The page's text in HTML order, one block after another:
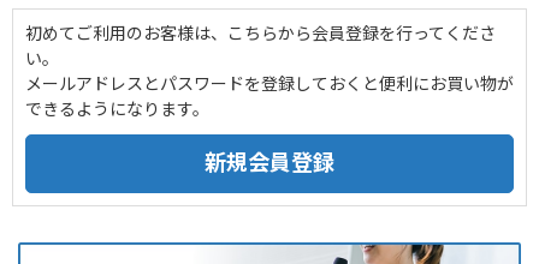
初めてご利用のお客様は、こちらから会員登録を行ってくださ
い。
メールアドレスとパスワードを登録しておくと便利にお買い物が
できるようになります。